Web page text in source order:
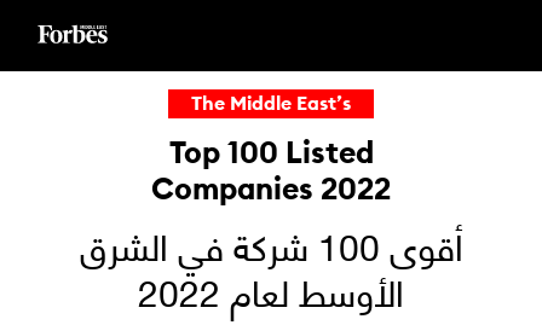
The Middle East’s
Top 100 Listed
Companies 2022
أقوى 100 شركة في الشرق
الأوسط لعام 2022